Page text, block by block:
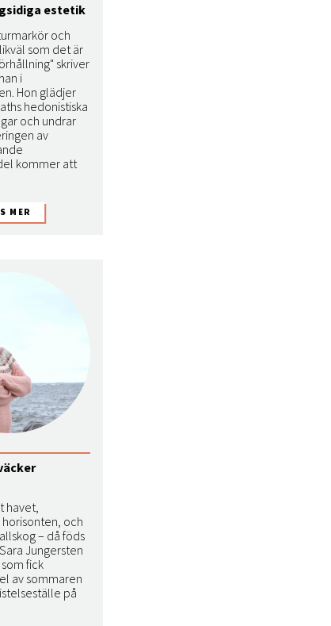
estetik
och
som det är
skriver
i
Hon glädjer
hedonistiska
och undrar
av
kommer att
havet,
och
– då föds
Jungersten
fick
av sommaren
på